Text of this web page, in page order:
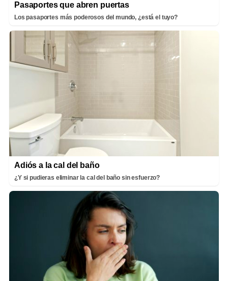
Pasaportes que abren puertas
Los pasaportes más poderosos del mundo, ¿está el tuyo?
Adiós a la cal del baño
¿Y si pudieras eliminar la cal del baño sin esfuerzo?